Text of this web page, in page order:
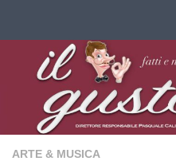
ARTE & MUSICA